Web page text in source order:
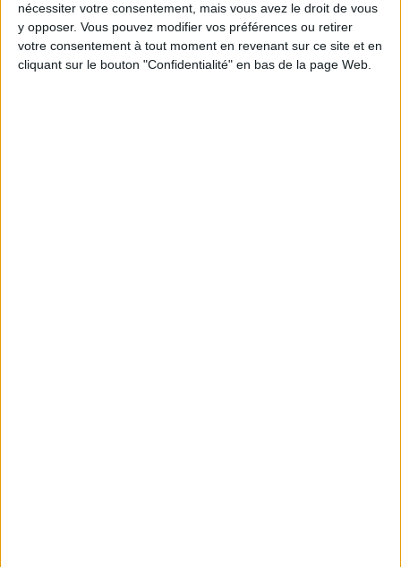
nécessiter votre consentement, mais vous avez le droit de vous
y opposer. Vous pouvez modifier vos préférences ou retirer
votre consentement à tout moment en revenant sur ce site et en
cliquant sur le bouton "Confidentialité" en bas de la page Web.